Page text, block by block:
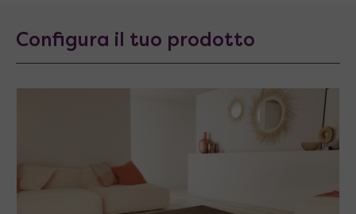
Configura il tuo prodotto